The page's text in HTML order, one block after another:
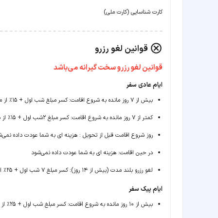
کارت شناسایی (کارت ملی)
قوانین لغو رزرو
قوانین لغو رزرو سخت گیرانه می‌باشد
ایام عادی سفر
بیش از ۷ روز مانده به شروع اقامت : کسر مبلغ شب اول + ۱۵٪ از مابقی مبلغ به عنوان خسارت، بازگشت باقی مانده مبلغ به شما
کمتر از ۷ روز مانده به شروع اقامت
: کسر مبلغ ۲شب اول + ۱۵٪ از مابقی مبلغ به عنوان خسارت، بازگشت باقی مانده مبلغ به شما
روز شروع اقامت قبل از تحویل : هزینه ای به شما عودت داده
در حین اقامت: هزینه ای به شما عودت داده نمی‌شود
لغو رزرو بلند مدت (بیش از ۱۴ روز)
: کسر مبلغ ۷ شب اول + ۲۵٪ از مابقی مبلغ رزرو به عنوان خسارت، بازگشت مبلغ باقی مانده به شما
ایام پیک سفر
بیش از ۱۰ روز مانده به شروع اقامت : کسر مبلغ شب اول + ۲۵٪ از مابقی مبلغ به عنوان خسارت، بازگشت باقی مانده مبلغ به شما